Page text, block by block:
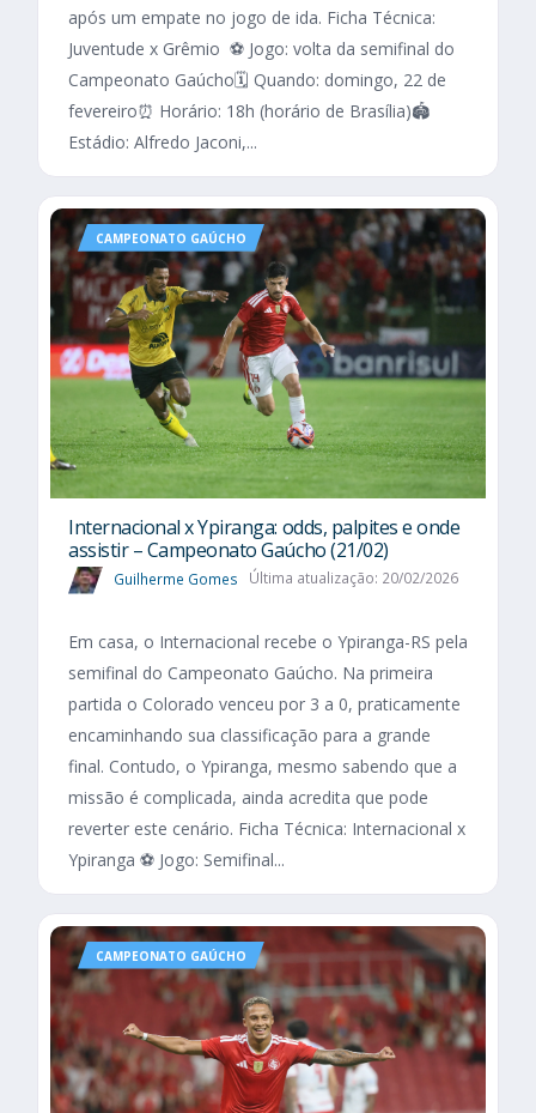
após um empate no jogo de ida. Ficha Técnica:
Juventude x Grêmio ⚽ Jogo: volta da semifinal do
Campeonato Gaúcho🗓️ Quando: domingo, 22 de
fevereiro⏰ Horário: 18h (horário de Brasília)🏟️
Estádio: Alfredo Jaconi,...
CAMPEONATO GAÚCHO
Internacional x Ypiranga: odds, palpites e onde
assistir – Campeonato Gaúcho (21/02)
Guilherme Gomes Última atualização: 20/02/2026
Em casa, o Internacional recebe o Ypiranga-RS pela
semifinal do Campeonato Gaúcho. Na primeira
partida o Colorado venceu por 3 a 0, praticamente
encaminhando sua classificação para a grande
final. Contudo, o Ypiranga, mesmo sabendo que a
missão é complicada, ainda acredita que pode
reverter este cenário. Ficha Técnica: Internacional x
Ypiranga ⚽ Jogo: Semifinal...
CAMPEONATO GAÚCHO